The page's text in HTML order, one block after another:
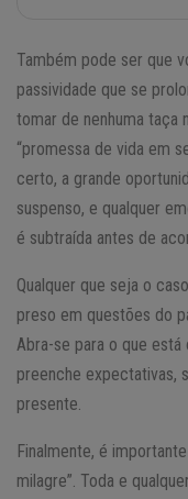
Também pode ser que
passividade que se
tomar de nenhuma taça
“promessa de vida em
certo, a grande
suspenso, e qualquer
é subtraída antes de
Qualquer que seja o
preso em questões do
Abra-se para o que
preenche expectativas,
presente.
Finalmente, é
milagre”. Toda e